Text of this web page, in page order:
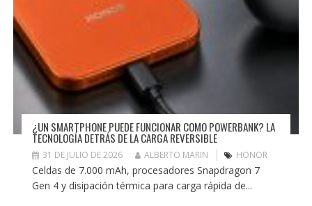
¿UN SMARTPHONE PUEDE FUNCIONAR COMO POWERBANK? LA
TECNOLOGÍA DETRÁS DE LA CARGA REVERSIBLE
31 DE JULIO DE 2026 ALBERTO MARIN HONOR
Celdas de 7.000 mAh, procesadores Snapdragon 7
Gen 4 y disipación térmica para carga rápida de...